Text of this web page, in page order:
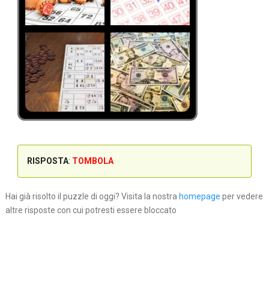
RISPOSTA: TOMBOLA
Hai già risolto il puzzle di oggi? Visita la nostra homepage per vedere
altre risposte con cui potresti essere bloccato